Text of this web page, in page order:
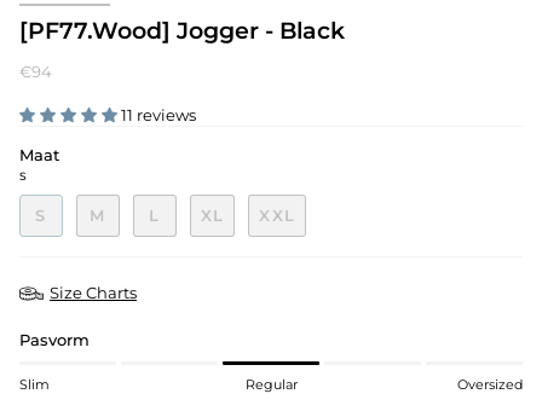
[PF77.Wood] Jogger - Black
€94
11 reviews
Maat
S
S M L XL XXL
Size Charts
Pasvorm
Slim Regular Oversized